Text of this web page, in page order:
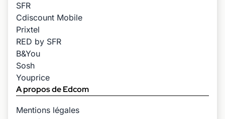
SFR
Cdiscount Mobile
Prixtel
RED by SFR
B&You
Sosh
Youprice
A propos de Edcom
Mentions légales